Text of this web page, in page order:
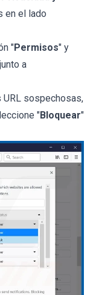
en el lado
"Permisos" y
a
URL sospechosas,
"Bloquear"